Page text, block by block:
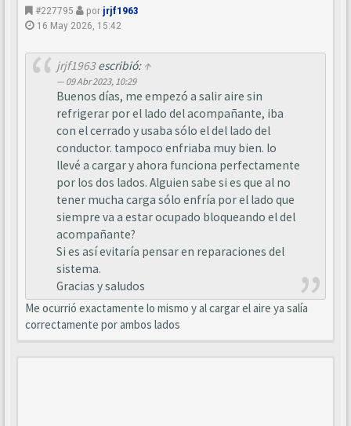
#227795 por jrjf1963
16 May 2026, 15:42
jrjf1963escribió: ↑
09 Abr 2023, 10:29
Buenos días, me empezó a salir aire sin
refrigerar por el lado del acompañante, iba
con el cerrado y usaba sólo el del lado del
conductor. tampoco enfriaba muy bien. lo
llevé a cargar y ahora funciona perfectamente
por los dos lados. Alguien sabe si es que al no
tener mucha carga sólo enfría por el lado que
siempre va a estar ocupado bloqueando el del
acompañante?
Si es así evitaría pensar en reparaciones del
sistema.
Gracias y saludos
Me ocurrió exactamente lo mismo y al cargar el aire ya salía
correctamente por ambos lados